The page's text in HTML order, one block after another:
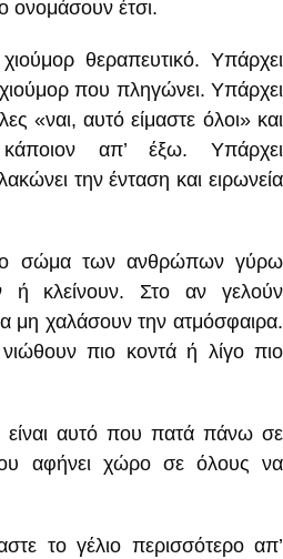
ονομάσουν έτσι.
θεραπευτικό. Υπάρχει
που πληγώνει. Υπάρχει
«ναι, αυτό είμαστε όλοι» και
απ’ έξω. Υπάρχει
την ένταση και ειρωνεία
σώμα των ανθρώπων γύρω
ή κλείνουν. Στο αν γελούν
μη χαλάσουν την ατμόσφαιρα.
πιο κοντά ή λίγο πιο
είναι αυτό που πατά πάνω σε
αφήνει χώρο σε όλους να
το γέλιο περισσότερο απ’